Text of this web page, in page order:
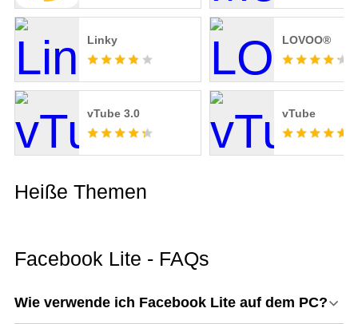
Linky LOVOO®
vTube 3.0 vTube
Heiße Themen
Facebook Lite - FAQs
Wie verwende ich Facebook Lite auf dem PC?